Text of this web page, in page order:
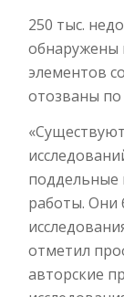
250 тыс.
обнаружены
элементов
отозваны
поддельные
работы. Они
отметил
авторские